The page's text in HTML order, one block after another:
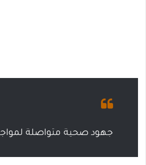
جهود صحية متواصلة